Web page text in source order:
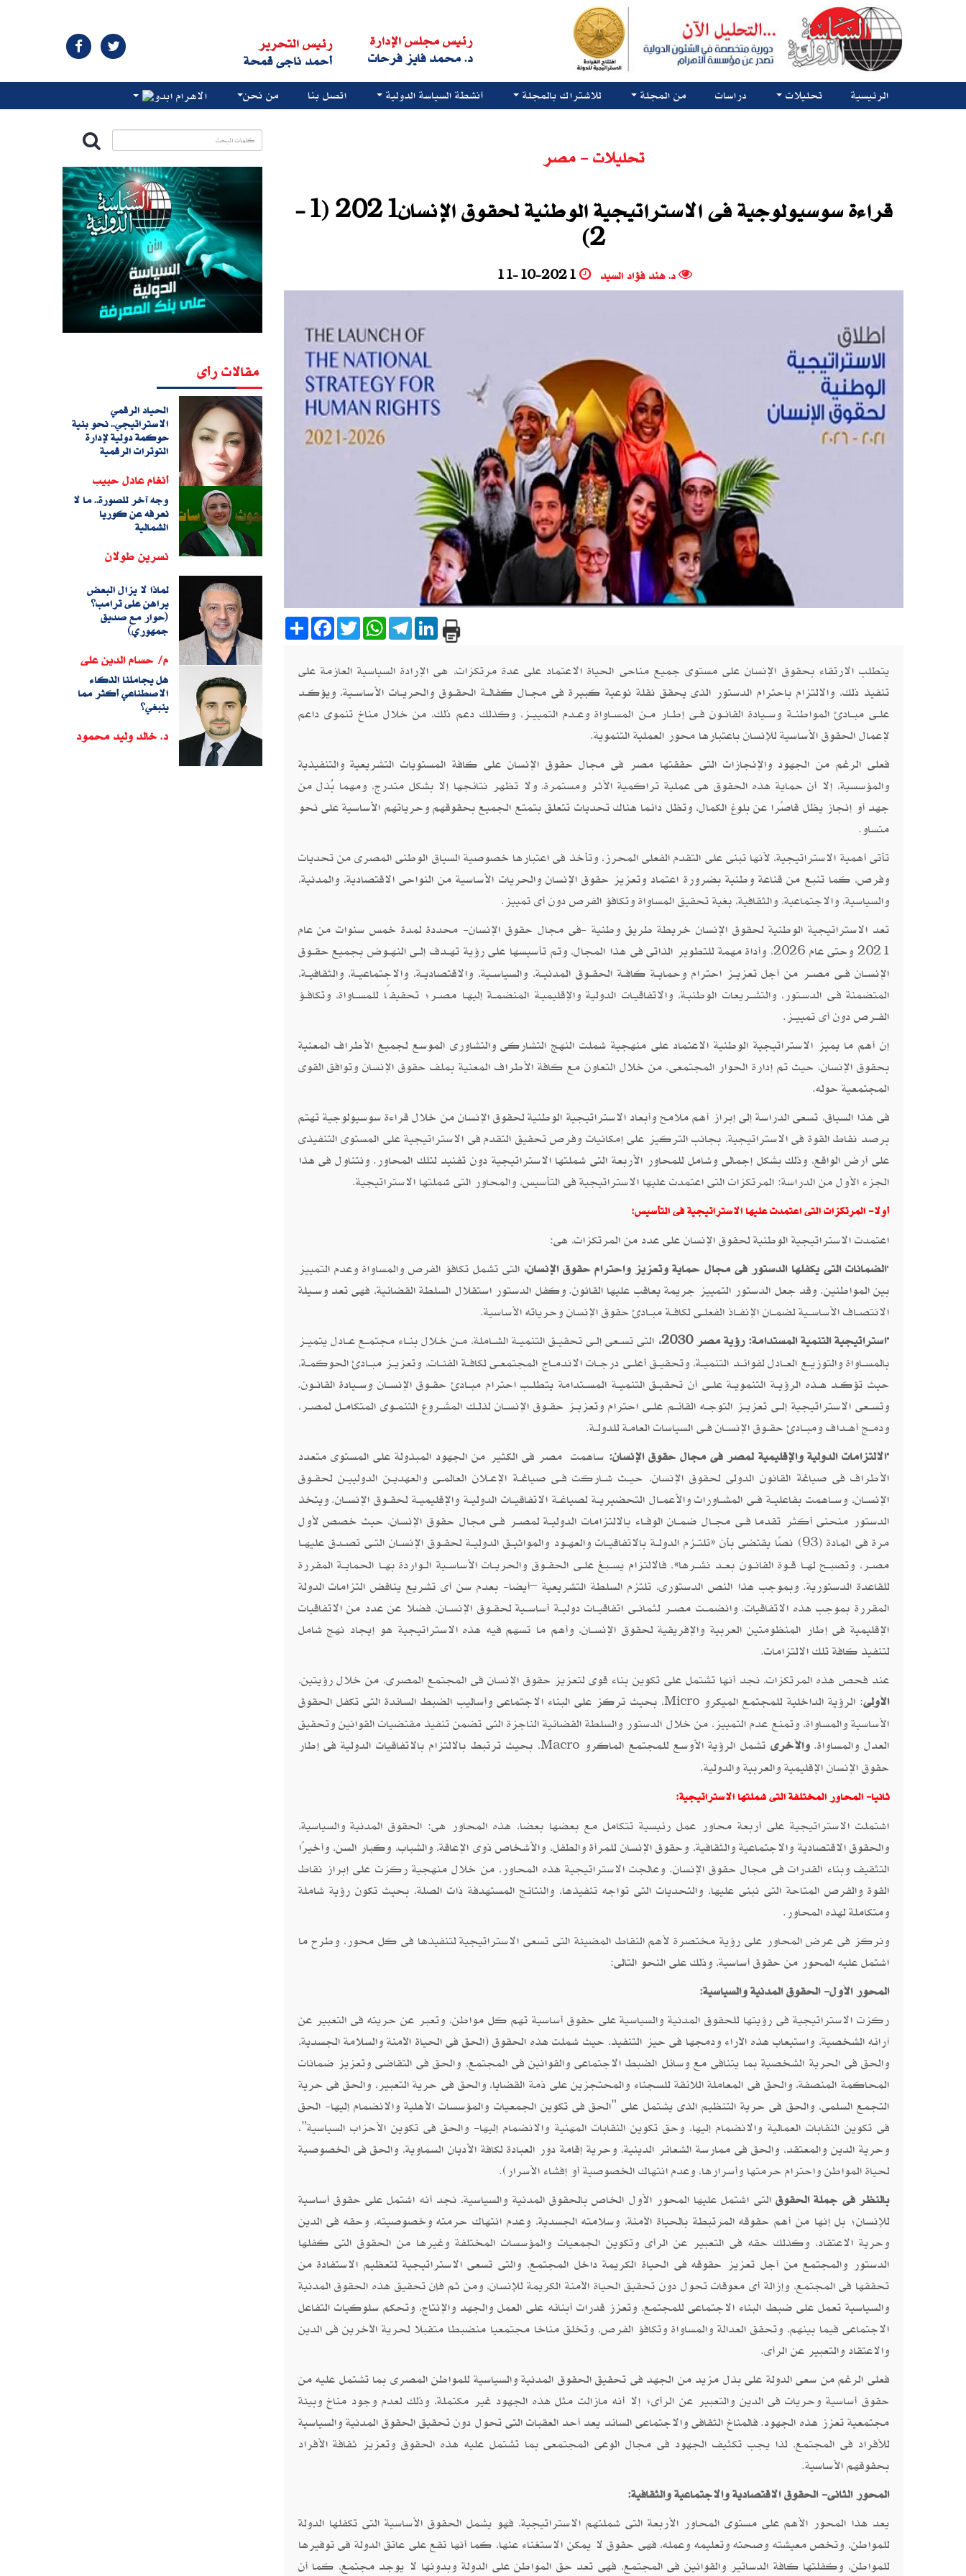
رئيس مجلس الإدارة
د. محمد فايز فرحات
رئيس التحرير
أحمد ناجى قمحة
الرئيسية تحليلات دراسات من المجلة للاشتراك بالمجلة أنشطة السياسة الدولية اتصل بنا من نحن الاهرام ابدو
تحليلات - مصر
قراءة سوسيولوجية فى الاستراتيجية الوطنية لحقوق الإنسان2021 (1-
2)
د. هند فؤاد السيد 11-10-2021
ShareFacebook
TwitterWhatsAppTelegramLinkedIn
يتطلب الارتقاء بحقوق الإنسان على مستوى جميع مناحى الحياة الاعتماد على عدة مرتكزات، هى الإرادة السياسية العازمة على
تنفيذ ذلك، والالتزام باحترام الدستور الذى يحقق نقلة نوعية كبيرة فى مجــال كفالــة الحقــوق والحريــات الأساســية، ويؤكــد
علــى مبــادئ المواطنــة وســيادة القانــون فــى إطــار مــن المســاواة وعــدم التمييــز، وكذلك دعم ذلك، من خلال مناخ تنموى داعم
لإعمال الحقوق الأساسية للإنسان باعتبارها محور العملية التنموية.
فعلى الرغم من الجهود والإنجازات التى حققتها مصر فى مجال حقوق الإنسان على كافة المستويات التشريعية والتنفيذية
والمؤسسية، إلا أن حماية هذه الحقوق هى عملية تراكمية الأثر ومستمرة، ولا تظهر نتائجها إلا بشكل متدرج، ومهما بُذل من
جهد أو إنجاز يظل قاصًرا عن بلوغ الكمال، وتظل دائما هناك تحديات تتعلق بتمتع الجميع بحقوقهم وحرياتهم الأساسية على نحو
متساو.
تأتى أهمية الاستراتيجية، لأنها تبنى على التقدم الفعلى المحرز، وتأخذ فى اعتبارها خصوصية السياق الوطنى المصرى من تحديات
وفرص، كما تنبع من قناعة وطنية بضرورة اعتماد وتعزيز حقوق الإنسان والحريات الأساسية من النواحى الاقتصادية، والمدنية،
والسياسية، والاجتماعية، والثقافية، بغية تحقيق المساواة وتكافؤ الفرص دون أى تمييز.
تعد الاستراتيجية الوطنية لحقوق الإنسان خريطة طريق وطنية -فى مجال حقوق الإنسان- محددة لمدة خمس سنوات من عام
2021وحتى عام 2026، وأداة مهمة للتطوير الذاتى فى هذا المجال، وتم تأسيسها على رؤية تهــدف إلــى النهــوض بجميع حقــوق
الإنســان فــى مصــر من أجل تعزيــز احترام وحمايــة كافــة الحقــوق المدنيــة، والسياســية، والاقتصاديــة، والاجتماعيــة، والثقافيــة،
المتضمنة فـى الدسـتور، والتشــريعات الوطنيـة، والاتفاقيـات الدولية والإقليميـة المنضمــة إليهـا مصــر؛ تحقيقًا للمســاواة، وتكافــؤ
الفــرص دون أى تمييــز.
إن أهم ما يميز الاستراتيجية الوطنية الاعتماد على منهجية شملت النهج التشاركى والتشاورى الموسع لجميع الأطراف المعنية
بحقوق الإنسان، حيث تم إدارة الحوار المجتمعى، من خلال التعاون مع كافة الأطراف المعنية بملف حقوق الإنسان وتوافق القوى
المجتمعية حوله.
فى هذا السياق، تسعى الدراسة إلى إبراز أهم ملامح وأبعاد الاستراتيجية الوطنية لحقوق الإنسان من خلال قراءة سوسيولوجية تهتم
برصد نقاط القوة فى الاستراتيجية، بجانب التركيز على إمكانيات وفرص تحقيق التقدم فى الاستراتيجية على المستوى التنفيذى
على أرض الواقع، وذلك بشكل إجمالى وشامل للمحاور الأربعة التى شملتها الاستراتيجية دون تفنيد لتلك المحاور. ونتناول فى هذا
الجزء الأول من الدراسة: المرتكزات التى اعتمدت عليها الاستراتيجية فى التأسيس، والمحاور التى شملتها الاستراتيجية.
أولا- المرتكزات التى اعتمدت عليها الاستراتيجية فى التأسيس:
اعتمدت الاستراتيجية الوطنية لحقوق الإنسان على عدد من المرتكزات، هى:
·الضمانات التى يكفلها الدستور فى مجال حماية وتعزيز واحترام حقوق الإنسان، التى تشمل تكافؤ الفرص والمساواة وعدم التمييز
بين المواطنين. وقد جعل الدستور التمييز جريمة يعاقب عليها القانون. وكفل الدستور استقلال السلطة القضائية، فهى تعد وســيلة
الانتصــاف الأساســية لضمــان الإنفــاذ الفعلــى لكافــة مبــادئ حقوق الإنسان وحرياته الأساسية.
·استراتيجية التنمية المستدامة: رؤية مصر2030، التى تســعى إلــى تحقيــق التنميــة الشــاملة، مــن خـلال بنــاء مجتمــع عــادل يتميــز
بالمســاواة والتوزيــع العــادل لفوائــد التنميــة، وتحقيــق أعلــى درجــات الاندمــاج المجتمعــى لكافــة الفئــات، وتعزيــز مبــادئ الحوكمــة،
حيث تؤكــد هــذه الرؤيــة التنمويــة علــى أن تحقيــق التنميــة المســتدامة يتطلــب احترام مبــادئ حقــوق الإنســان وســيادة القانــون.
وتســعى الاستراتيجية إلــى تعزيــز التوجــه القائــم علــى احترام وتعزيــز حقــوق الإنســان لذلــك المشــروع التنمــوى المتكامــل لمصــر،
ودمــج أهــداف ومبــادئ حقــوق الإنســان فــى السياسات العامـة للدولــة.
·الالتزامات الدولية والإقليمية لمصر فى مجال حقوق الإنسان: ساهمت مصر فى الكثير من الجهود المبذولة على المستوى متعدد
الأطراف فى صياغة القانون الدولى لحقوق الإنسان، حيــث شــاركت فــى صياغــة الإعــلان العالمــى والعهديــن الدولييــن لحقــوق
الإنســان، وســاهمت بفاعليــة فــى المشــاورات والأعمــال التحضيريــة لصياغــة الاتفاقيــات الدوليــة والإقليميــة لحقــوق الإنســان. ويتخذ
الدستور منحنى أكثر تقدما فــى مجــال ضمــان الوفــاء بالالتزامات الدوليــة لمصــر فــى مجال حقوق الإنسان، حيث خصص لأول
مرة فى المادة (93) نصًا يقتضى بأن «تلتــزم الدولــة بالاتفاقيــات والعهــود والمواثيــق الدوليــة لحقــوق الإنســان التــى تصــدق عليهــا
مصــر، وتصبــح لهــا قــوة القانــون بعــد نشــرها»، فالالتزام يســبغ علــى الحقــوق والحريــات الأساســية الــواردة بهــا الحمايــة المقررة
للقاعدة الدستورية. وبموجب هذا النص الدستورى، تلتزم السلطة التشريعية –أيضا- بعدم سن أى تشريع يناقض التزامات الدولة
المقررة بموجب هذه الاتفاقيات. وانضمــت مصــر لثمانــى اتفاقيــات دوليــة أساســية لحقــوق الإنســان، فضلا عن عدد من الاتفاقيات
الإقليمية فى إطار المنظومتين العربية والإفريقية لحقوق الإنســان، وأهم ما تسهم فيه هذه الاستراتيجية هو إيجاد نهج شامل
لتنفيذ كافة تلك الالتزامات.
عند فحص هذه المرتكزات، نجد أنها تشتمل على تكوين بناء قوى لتعزيز حقوق الإنسان فى المجتمع المصرى، من خلال رؤيتين،
الأولى: الرؤية الداخلية للمجتمع الميكروMicro، بحيث تركز على البناء الاجتماعى وأساليب الضبط السائدة التى تكفل الحقوق
الأساسية والمساواة، وتمنع عدم التمييز، من خلال الدستور والسلطة القضائية الناجزة التى تضمن تنفيذ مقتضيات القوانين وتحقيق
العدل والمساواة.والأخرىتشمل الرؤية الأوسع للمجتمع الماكروMacro، بحيث ترتبط بالالتزام بالاتفاقيات الدولية فى إطار
حقوق الإنسان الإقليمية والعربية والدولية.
ثانيا- المحاور المختلفة التى شملتها الاستراتيجية:
اشتملت الاستراتيجية على أربعة محاور عمل رئيسية تتكامل مع بعضها بعضا، هذه المحاور هى: الحقوق المدنية والسياسية،
والحقوق الاقتصادية والاجتماعية والثقافية، وحقوق الإنسان للمرأة والطفل، والأشخاص ذوى الإعاقة، والشباب، وكبار السن، وأخيرًا
التثقيف وبناء القدرات فى مجال حقوق الإنسان. وعالجت الاستراتيجية هذه المحاور، من خلال منهجية ركزت على إبراز نقاط
القوة والفرص المتاحة التى نبنى عليها، والتحديات التى تواجه تنفيذها، والنتائج المستهدفة ذات الصلة، بحيث تكون رؤية شاملة
ومتكاملة لهذه المحاور.
ونركز فى عرض المحاور على رؤية مختصرة لأهم النقاط المضيئة التى تسعى الاستراتيجية لتنفيذها فى كل محور، وطرح ما
اشتمل عليه المحور من حقوق أساسية، وذلك على النحو التالى:
المحور الأول- الحقوق المدنية والسياسية:
ركزت الاستراتيجية فى رؤيتها للحقوق المدنية والسياسية على حقوق أساسية تهم كل مواطن، وتعبر عن حريته فى التعبير عن
آرائه الشخصية، واستيعاب هذه الآراء ودمجها فى حيز التنفيذ، حيث شملت هذه الحقوق (الحق فى الحياة الآمنة والسلامة الجسدية،
والحق فى الحرية الشخصية بما يتنافى مع وسائل الضبط الاجتماعى والقوانين فى المجتمع، والحق فى التقاضى وتعزيز ضمانات
المحاكمة المنصفة، والحق فى المعاملة اللائقة للسجناء والمحتجزين على ذمة القضايا، والحق فى حرية التعبير، والحق فى حرية
التجمع السلمى، والحق فى حرية التنظيم الذى يشتمل على "الحق فى تكوين الجمعيات والمؤسسات الأهلية والانضمام إليها- الحق
فى تكوين النقابات العمالية والانضمام إليها، وحق تكوين النقابات المهنية والانضمام إليها- والحق فى تكوين الأحزاب السياسية"،
وحرية الدين والمعتقد، والحق فى ممارسة الشعائر الدينية، وحرية إقامة دور العبادة لكافة الأديان السماوية، والحق فى الخصوصية
لحياة المواطن واحترام حرمتها وأسرارها، وعدم انتهاك الخصوصية أو إفشاء الأسرار).
بالنظر فى جملة الحقوقالتى اشتمل عليها المحور الأول الخاص بالحقوق المدنية والسياسية، نجد أنه اشتمل على حقوق أساسية
للإنسان؛ بل إنها من أهم حقوقه المرتبطة بالحياة الآمنة، وسلامته الجسدية، وعدم انتهاك حرمته وخصوصيته، وحقه فى الدين
وحرية الاعتقاد، وكذلك حقه فى التعبير عن الرأى وتكوين الجمعيات والمؤسسات المختلفة وغيرها من الحقوق التى كفلها
الدستور والمجتمع من أجل تعزيز حقوقه فى الحياة الكريمة داخل المجتمع، والتى تسعى الاستراتيجية لتعظيم الاستفادة من
تحققها فى المجتمع، وإزالة أى معوقات تحول دون تحقيق الحياة الآمنة الكريمة للإنسان، ومن ثم فإن تحقيق هذه الحقوق المدنية
والسياسية تعمل على ضبط البناء الاجتماعى للمجتمع، وتعزز قدرات أبنائه على العمل والجهد والإنتاج، وتحكم سلوكيات التفاعل
الاجتماعى فيما بينهم، وتحقق العدالة والمساواة وتكافؤ الفرص، وتخلق مناخا مجتمعيا منضبطا متقبلا لحرية الآخرين فى الدين
والاعتقاد والتعبير عن الرأى.
فعلى الرغم من سعى الدولة على بذل مزيد من الجهد فى تحقيق الحقوق المدنية والسياسية للمواطن المصرى بما تشتمل عليه من
حقوق أساسية وحريات فى الدين والتعبير عن الرأى؛ إلا أنه مازالت مثل هذه الجهود غير مكتملة، وذلك لعدم وجود مناخ وبيئة
مجتمعية تعزز هذه الجهود. فالمناخ الثقافى والاجتماعى السائد يعد أحد العقبات التى تحول دون تحقيق الحقوق المدنية والسياسية
للأفراد فى المجتمع، لذا يجب تكثيف الجهود فى مجال الوعى المجتمعى بما تشتمل عليه هذه الحقوق وتعزيز ثقافة الأفراد
بحقوقهم الأساسية.
المحور الثانى- الحقوق الاقتصادية والاجتماعية والثقافية:
يعد هذا المحور الأهم على مستوى المحاور الأربعة التى شملتهم الاستراتيجية، فهو يشمل الحقوق الأساسية التى تكفلها الدولة
للمواطن، وتخص معيشته وصحته وتعليمه وعمله، فهى حقوق لا يمكن الاستغناء عنها، كما أنها تقع على عاتق الدولة فى توفيرها
للمواطن، وكفلتها كافة الدساتير والقوانين فى المجتمع، فهى تعد حق المواطن على الدولة وبدونها لا يوجد مجتمع، كما أن
مقالات رأى
الحياد الرقمي
الاستراتيجي.. نحو بنية
حوكمة دولية لإدارة
التوترات الرقمية
أنغام عادل حبيب
وجه آخر للصورة.. ما لا
نعرفه عن كوريا
الشمالية
نسرين طولان
لماذا لا يزال البعض
يراهن على ترامب؟
(حوار مع صديق
جمهوري)
م/ حسام الدين على
هل يجاملنا الذكاء
الاصطناعي أكثر مما
ينبغي؟
د. خالد وليد محمود